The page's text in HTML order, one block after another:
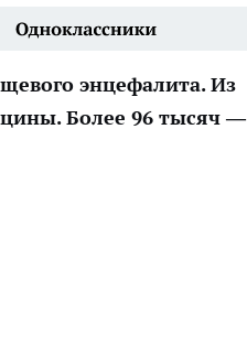
энцефалита. Из
Более 96 тысяч —